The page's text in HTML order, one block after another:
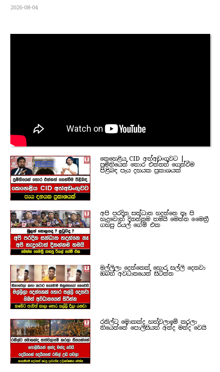
2026-08-04
කෙහෙළිය CID අත්අඩංගුවට |
ප්‍රමිතියෙන් තොර එන්නත් ගෙන්වීම
පිළිබඳ පැය දහයක ප්‍රකාශයක්
අපි පරදින සන්ධාන හදන්නෙ නෑ පි
හැදුවොත් දිනන්නම තමයි මෙන්න මෛත්‍රී
ගහපු රියල් ගේම් එක
මල්ලිලා දෙන්නෙක් හොර සල්ලි දෙනවා
ඔබත් අවධානයෙන් සිටින්න
රනිල්ට මොකක්ද හත්වලාමේ කරලා
තියෙන්නේ පොලිසියත් අන්ද මන්ද වෙයි